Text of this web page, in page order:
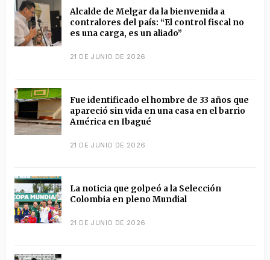
Alcalde de Melgar da la bienvenida a
contralores del país: “El control fiscal no
es una carga, es un aliado”
21 DE JUNIO DE 2026
Fue identificado el hombre de 33 años que
apareció sin vida en una casa en el barrio
América en Ibagué
21 DE JUNIO DE 2026
La noticia que golpeó a la Selección
Colombia en pleno Mundial
21 DE JUNIO DE 2026